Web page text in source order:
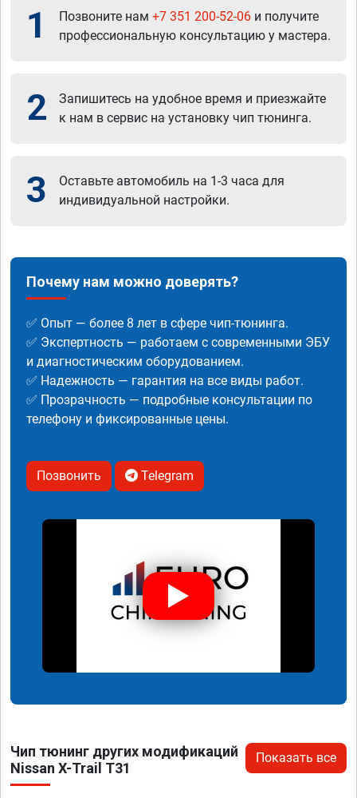
1 Позвоните нам +7 351 200-52-06 и получите
профессиональную консультацию у мастера.
2
Запишитесь на удобное время и приезжайте
к нам в сервис на установку чип тюнинга.
3
Оставьте автомобиль на 1-3 часа для
индивидуальной настройки.
Почему нам можно доверять?
✅ Опыт — более 8 лет в сфере чип-тюнинга.
✅ Экспертность — работаем с современными ЭБУ
и диагностическим оборудованием.
✅ Надежность — гарантия на все виды работ.
✅ Прозрачность — подробные консультации по
телефону и фиксированные цены.
Позвонить Telegram
Чип тюнинг других модификаций
Nissan X-Trail T31
Показать все